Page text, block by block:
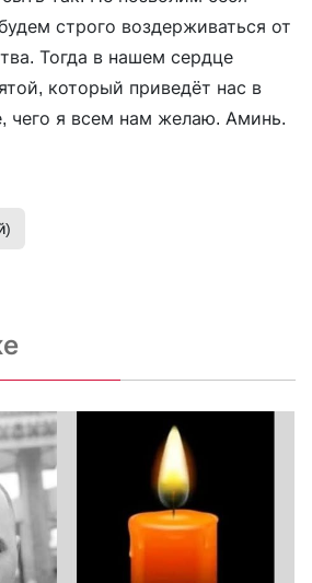
строго воздерживаться от
Тогда в нашем сердце
который приведёт нас в
чего я всем нам желаю. Аминь.